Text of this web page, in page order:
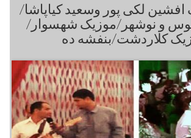
لکی پور وسعید کیاپاشا/
و نوشهر/موزیک شهسوار/